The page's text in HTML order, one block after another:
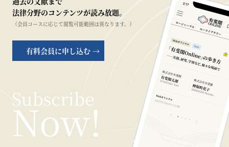
法律分野のコンテンツが読み放題。
（会員コースに応じて閲覧可能範囲は異なります。）
有料会員に申し込む →